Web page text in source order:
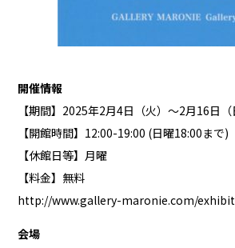
開催情報
【期間】2025年2月4日（火）〜2月16日（
【開館時間】12:00-19:00 (日曜18:00まで)
【休館日等】月曜
【料金】無料
http://www.gallery-maronie.com/
会場